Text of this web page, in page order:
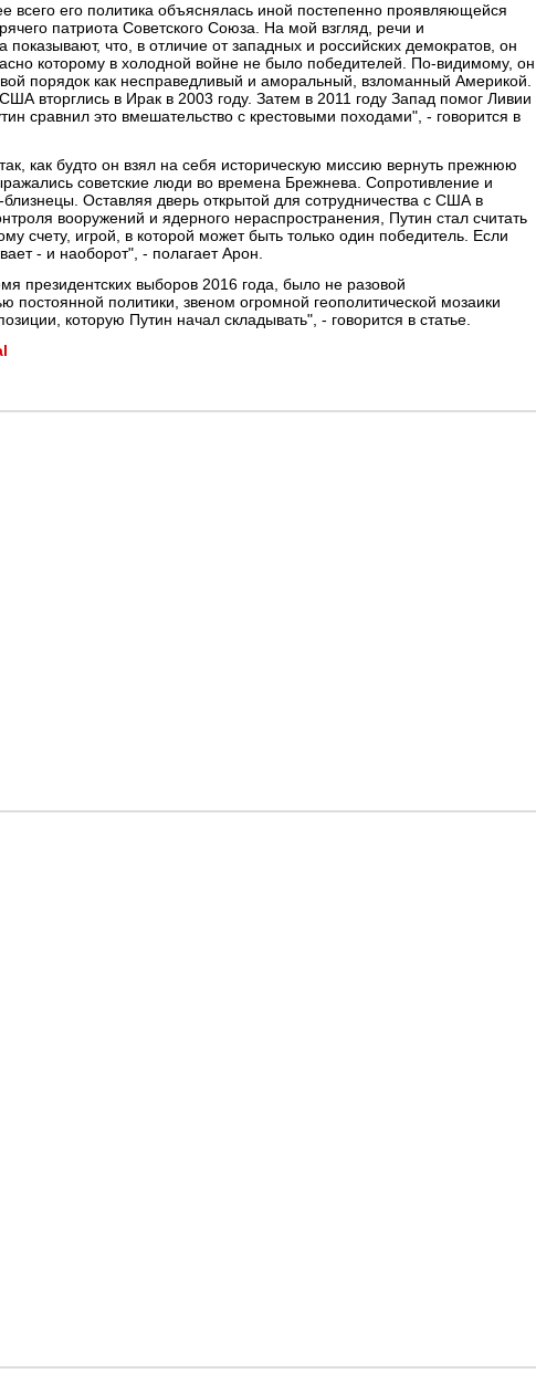
всего его политика объяснялась иной постепенно проявляющейся
патриота Советского Союза. На мой взгляд, речи и
показывают, что, в отличие от западных и российских демократов, он
которому в холодной войне не было победителей. По-видимому, он
порядок как несправедливый и аморальный, взломанный Америкой.
вторглись в Ирак в 2003 году. Затем в 2011 году Запад помог Ливии
сравнил это вмешательство с крестовыми походами", - говорится в
как будто он взял на себя историческую миссию вернуть прежнюю
советские люди во времена Брежнева. Сопротивление и
Оставляя дверь открытой для сотрудничества с США в
вооружений и ядерного нераспространения, Путин стал считать
счету, игрой, в которой может быть только один победитель. Если
- и наоборот", - полагает Арон.
президентских выборов 2016 года, было не разовой
постоянной политики, звеном огромной геополитической мозаики
которую Путин начал складывать", - говорится в статье.